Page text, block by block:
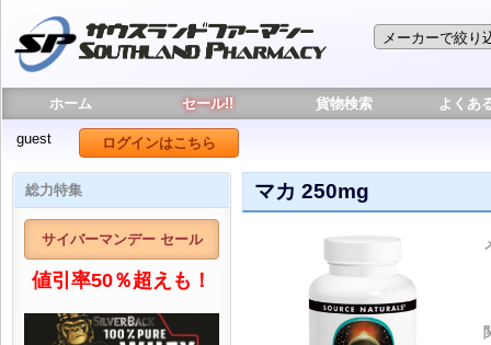
ホーム セール!! 貨物検索 よくあ
guest ログインはこちら
総力特集
サイバーマンデー セール
値引率50％超えも！
マカ 250mg